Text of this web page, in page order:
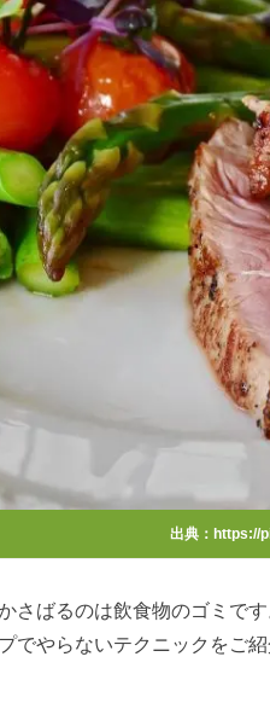
出典：https://
さばるのは飲食物のゴミで
でやらないテクニックをご紹